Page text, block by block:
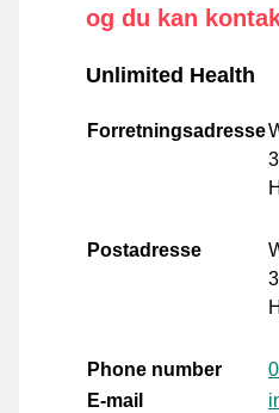
og du kan
Unlimited Health
Forretningsadresse
Postadresse
Phone number
E-mail